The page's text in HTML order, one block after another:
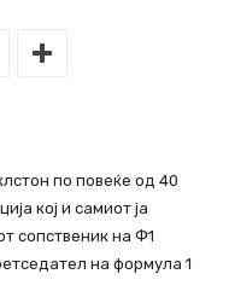
по повеќе од 40
кој и самиот ја
сопственик на Ф1
на формула 1